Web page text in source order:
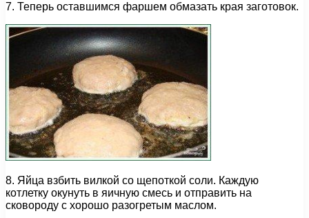
7. Теперь оставшимся фаршем обмазать края заготовок.
8. Яйца взбить вилкой со щепоткой соли. Каждую
котлетку окунуть в яичную смесь и отправить на
сковороду с хорошо разогретым маслом.